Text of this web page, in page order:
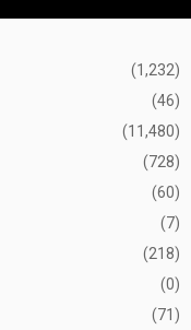
(1,232)
(46)
(11,480)
(728)
(60)
(7)
(218)
(0)
(71)